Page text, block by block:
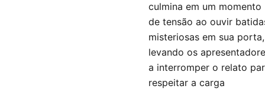
culmina em um momento
de tensão ao ouvir
misteriosas em sua porta,
levando os
a interromper o relato
respeitar a carga